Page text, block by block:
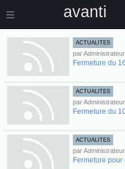
avanti
ACTUALITES
par
Fermeture du
ACTUALITES
par
Fermeture du
ACTUALITES
par
Fermeture pour